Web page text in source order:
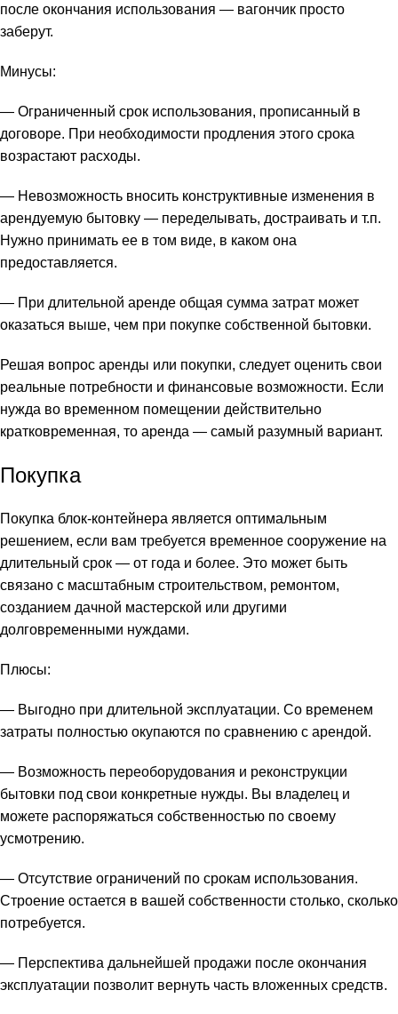
после окончания использования — вагончик просто
заберут.
Минусы:
— Ограниченный срок использования, прописанный в
договоре. При необходимости продления этого срока
возрастают расходы.
— Невозможность вносить конструктивные изменения в
арендуемую бытовку — переделывать, достраивать и т.п.
Нужно принимать ее в том виде, в каком она
предоставляется.
— При длительной аренде общая сумма затрат может
оказаться выше, чем при покупке собственной бытовки.
Решая вопрос аренды или покупки, следует оценить свои
реальные потребности и финансовые возможности. Если
нужда во временном помещении действительно
кратковременная, то аренда — самый разумный вариант.
Покупка
Покупка блок-контейнера является оптимальным
решением, если вам требуется временное сооружение на
длительный срок — от года и более. Это может быть
связано с масштабным строительством, ремонтом,
созданием дачной мастерской или другими
долговременными нуждами.
Плюсы:
— Выгодно при длительной эксплуатации. Со временем
затраты полностью окупаются по сравнению с арендой.
— Возможность переоборудования и реконструкции
бытовки под свои конкретные нужды. Вы владелец и
можете распоряжаться собственностью по своему
усмотрению.
— Отсутствие ограничений по срокам использования.
Строение остается в вашей собственности столько, сколько
потребуется.
— Перспектива дальнейшей продажи после окончания
эксплуатации позволит вернуть часть вложенных средств.